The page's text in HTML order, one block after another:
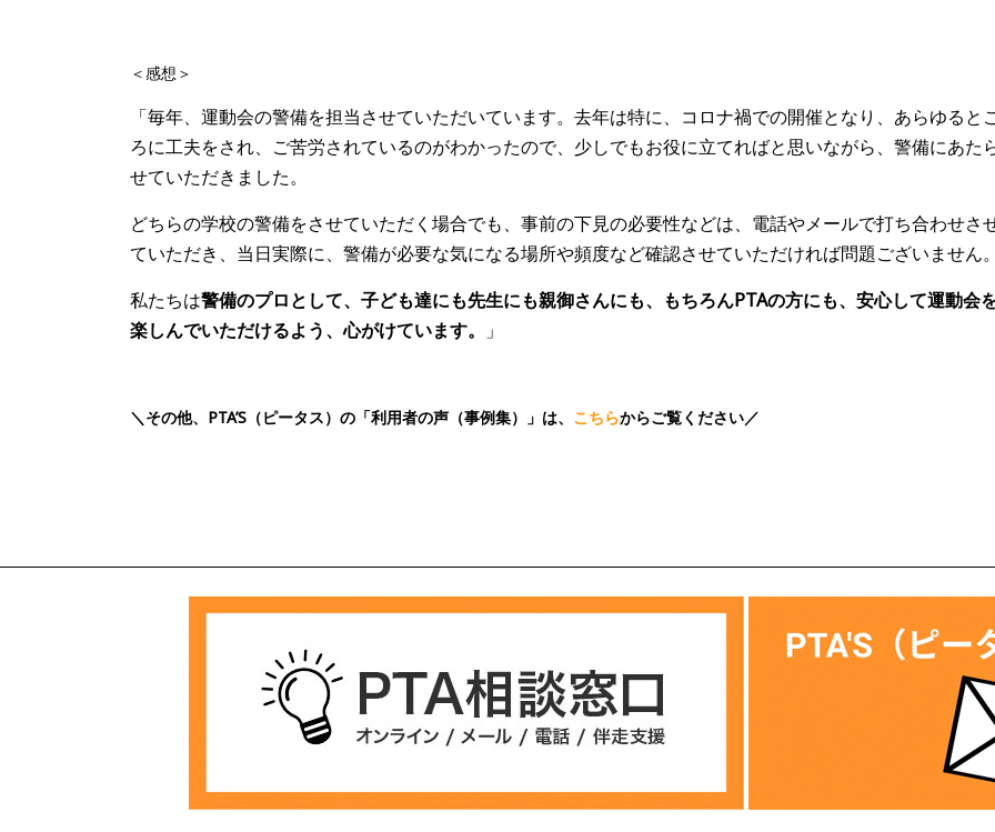
＜感想＞
「毎年、運動会の警備を担当させていただいています。去年は特に、コロナ禍での開催となり、あらゆると
ろに工夫をされ、ご苦労されているのがわかったので、少しでもお役に立てればと思いながら、警備にあた
せていただきました。
どちらの学校の警備をさせていただく場合でも、事前の下見の必要性などは、電話やメールで打ち合わせさ
ていただき、当日実際に、警備が必要な気になる場所や頻度など確認させていただければ問題ございません
私たちは警備のプロとして、子ども達にも先生にも親御さんにも、もちろんPTAの方にも、安心して運動会
楽しんでいただけるよう、心がけています。
」
＼その他、PTA’S（ピータス）の「利用者の声（事例集）」は、 こちらからご覧ください／